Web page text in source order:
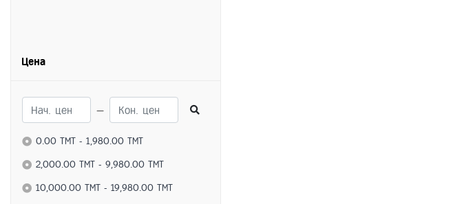
Цена
—
0.00 TMT - 1,980.00 TMT
2,000.00 TMT - 9,980.00 TMT
10,000.00 TMT - 19,980.00 TMT